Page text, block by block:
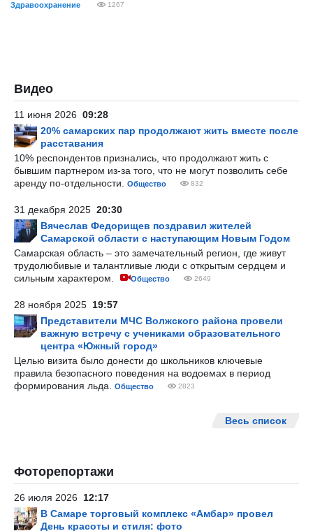
Здравоохранение 1267
Видео
11 июня 2026 09:28
20% самарских пар продолжают жить вместе после
расставания
10% респондентов признались, что продолжают жить с
бывшим партнером из-за того, что не могут позволить себе
аренду по-отдельности.
Общество 832
31 декабря 2025 20:30
Вячеслав Федорищев поздравил жителей
Самарской области с наступающим Новым Годом
Самарская область – это замечательный регион, где живут
трудолюбивые и талантливые люди с открытым сердцем и
сильным характером.
Общество 2649
28 ноября 2025 19:57
Представители МЧС Волжского района провели
важную встречу с учениками образовательного
центра «Южный город»
Целью визита было донести до школьников ключевые
правила безопасного поведения на водоемах в период
формирования льда.
Общество 2823
Весь список
Фоторепортажи
26 июля 2026 12:17
В Самаре торговый комплекс «Амбар» провел
День красоты и стиля: фото